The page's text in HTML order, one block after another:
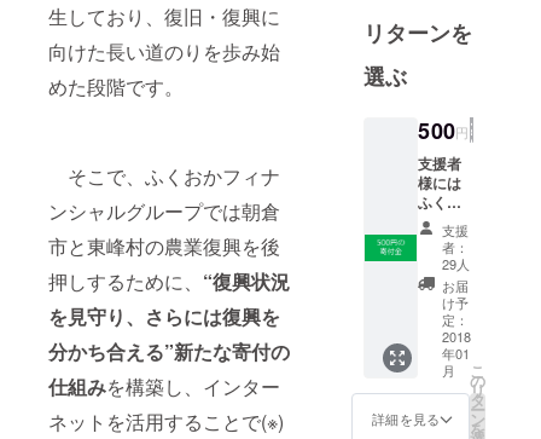
生しており、復旧・復興に
向けた長い道のりを歩み始
めた段階です。
そこで、ふくおかフィナ
ンシャルグループでは朝倉
市と東峰村の農業復興を後
押しするために、 “復興状況
を見守り、さらには復興を
分かち合える”新たな寄付の
仕組みを構築し、インター
ネットを活用することで(※)
熊本銀行・
十八親和銀
行・福岡中
下にもつ。
リターンを
選ぶ
500円
支援者
様には
ふくお
かフィ
ナン
シャル
グルー
プより
お礼の
メッ
セージ
をお送
りしま
す。
支援
者：
29人
お届
け予
定：
2018
年01
月
詳細を見る
こ
の
リ
タ
ー
ン
を